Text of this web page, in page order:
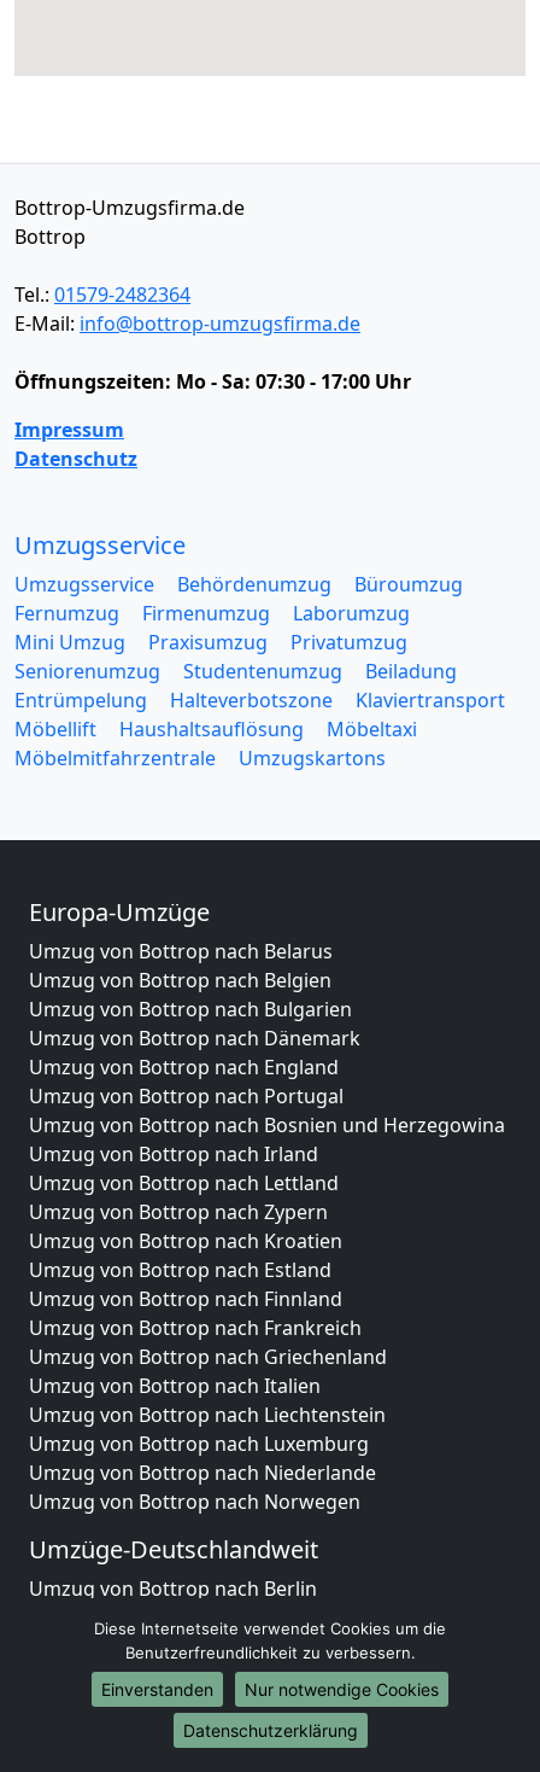
Bottrop-Umzugsfirma.de
Bottrop
Tel.: 01579-2482364
E-Mail: info@bottrop-umzugsfirma.de
Öffnungszeiten: Mo - Sa: 07:30 - 17:00 Uhr
Impressum
Datenschutz
Umzugsservice
Umzugsservice Behördenumzug
Büroumzug
Fernumzug
Firmenumzug
Laborumzug
Mini Umzug
Praxisumzug
Privatumzug
Seniorenumzug
Studentenumzug
Beiladung
Entrümpelung
Halteverbotszone
Klaviertransport
Möbellift
Haushaltsauflösung
Möbeltaxi
Möbelmitfahrzentrale
Umzugskartons
Europa-Umzüge
Umzug von Bottrop nach Belarus
Umzug von Bottrop nach Belgien
Umzug von Bottrop nach Bulgarien
Umzug von Bottrop nach Dänemark
Umzug von Bottrop nach England
Umzug von Bottrop nach Portugal
Umzug von Bottrop nach Bosnien und Herzegowina
Umzug von Bottrop nach Irland
Umzug von Bottrop nach Lettland
Umzug von Bottrop nach Zypern
Umzug von Bottrop nach Kroatien
Umzug von Bottrop nach Estland
Umzug von Bottrop nach Finnland
Umzug von Bottrop nach Frankreich
Umzug von Bottrop nach Griechenland
Umzug von Bottrop nach Italien
Umzug von Bottrop nach Liechtenstein
Umzug von Bottrop nach Luxemburg
Umzug von Bottrop nach Niederlande
Umzug von Bottrop nach Norwegen
Umzüge-Deutschlandweit
Umzug von Bottrop nach Berlin
Umzug von Bottrop nach Hamburg
Umzug von Bottrop nach München
Umzug von Bottrop nach Köln
Umzug von Bottrop nach Frankfurt am Main
Umzug von Bottrop nach Stuttgart
Diese Internetseite verwendet Cookies um die
Benutzerfreundlichkeit zu verbessern.
Einverstanden
Nur notwendige Cookies
Datenschutzerklärung